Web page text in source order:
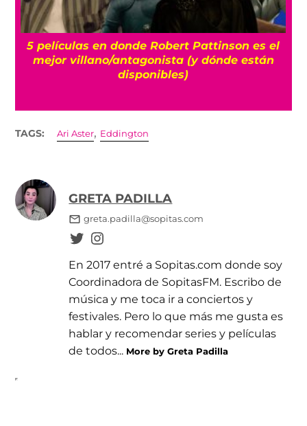
‘La odisea de los muñecos’: La primera
película stop motion en México
TAGS: Ari Aster, Eddington
GRETA PADILLA
greta.padilla@sopitas.com
En 2017 entré a Sopitas.com donde soy
Coordinadora de SopitasFM. Escribo de
música y me toca ir a conciertos y
festivales. Pero lo que más me gusta es
hablar y recomendar series y películas
de todos... More by Greta Padilla